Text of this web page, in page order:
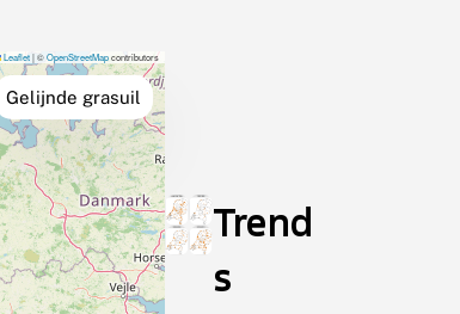
Gelijnde grasuil
Leaflet|©OpenStreetMapcontributors
Trend
s